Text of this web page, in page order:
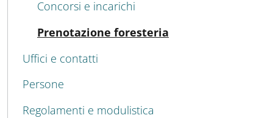
Concorsi e incarichi
Prenotazione foresteria
Uffici e contatti
Persone
Regolamenti e modulistica